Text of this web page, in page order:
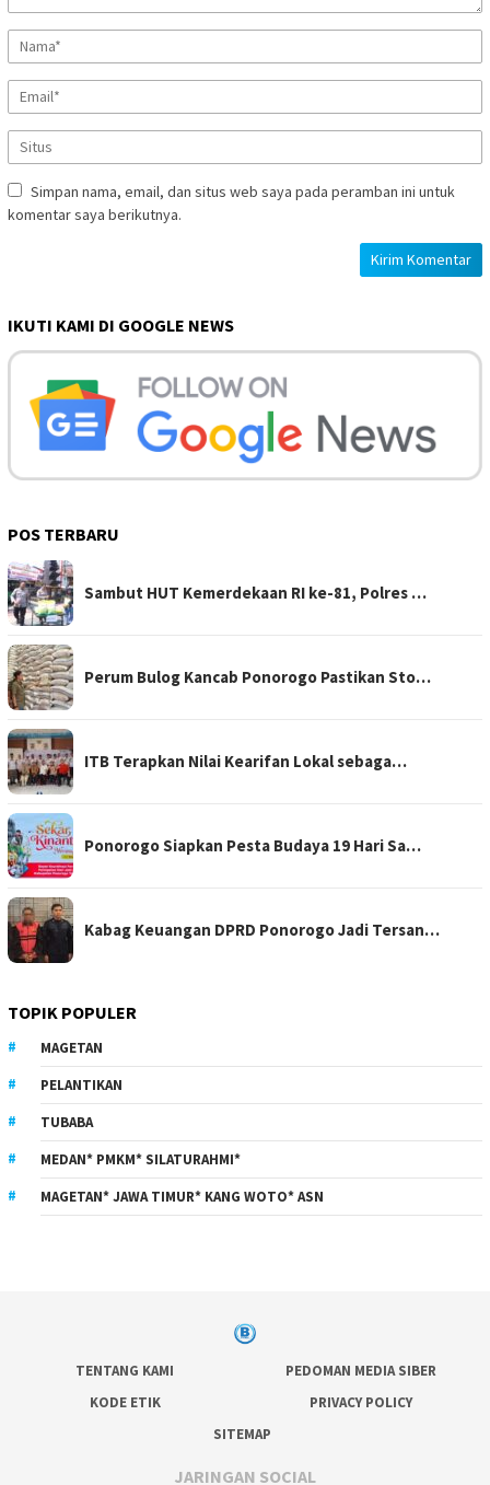
Simpan nama, email, dan situs web saya pada peramban ini untuk
komentar saya berikutnya.
IKUTI KAMI DI GOOGLE NEWS
POS TERBARU
Sambut HUT Kemerdekaan RI ke-81, Polres …
Perum Bulog Kancab Ponorogo Pastikan Sto…
ITB Terapkan Nilai Kearifan Lokal sebaga…
Ponorogo Siapkan Pesta Budaya 19 Hari Sa…
Kabag Keuangan DPRD Ponorogo Jadi Tersan…
TOPIK POPULER
MAGETAN
PELANTIKAN
TUBABA
MEDAN* PMKM* SILATURAHMI*
MAGETAN* JAWA TIMUR* KANG WOTO* ASN
TENTANG KAMI
PEDOMAN MEDIA SIBER
KODE ETIK
PRIVACY POLICY
SITEMAP
JARINGAN SOCIAL